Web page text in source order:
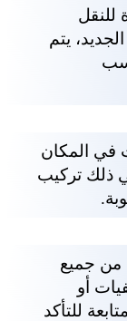
للنقل
يتم
في المكان
ذلك تركيب
من جميع
أو
للتأكد